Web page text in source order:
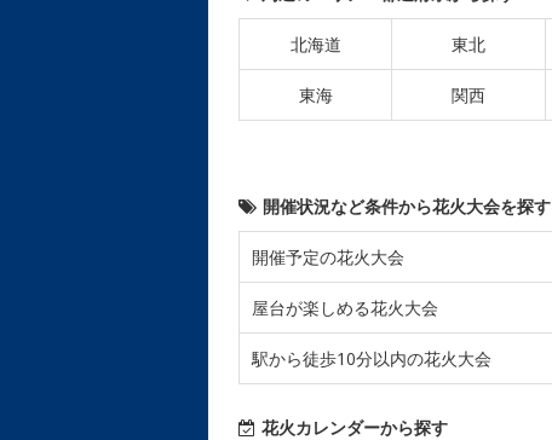
北海道 東北
東海 関西
開催状況など条件から花火大会を探す
開催予定の花火大会
屋台が楽しめる花火大会
駅から徒歩10分以内の花火大会
花火カレンダーから探す